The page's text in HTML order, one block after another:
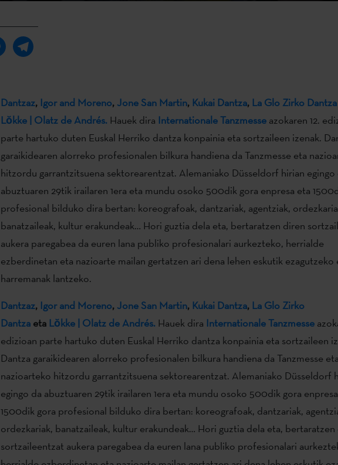
Dantzaz, Igor and Moreno, Jone San Martin, Kukai Dantza, La Glo Zirko Dantza
Lŏkke | Olatz de Andrés.Hauek dira Internationale Tanzmesse azokaren 12.
parte hartuko duten Euskal Herriko dantza konpainia eta sortzaileen izenak.
garaikidearen alorreko profesionalen bilkura handiena da Tanzmesse eta
hitzordu garrantzitsuena sektorearentzat. Alemaniako Düsseldorf hirian egingo
abuztuaren 29tik irailaren 1era eta mundu osoko 500dik gora enpresa eta
profesional bilduko dira bertan: koreografoak, dantzariak, agentziak,
banatzaileak, kultur erakundeak… Hori guztia dela eta, bertaratzen diren
aukera paregabea da euren lana publiko profesionalari aurkezteko, herrialde
ezberdinetan eta nazioarte mailan gertatzen ari dena lehen eskutik ezagutzeko
harremanak lantzeko.
Dantzaz, Igor and Moreno, Jone San Martin, Kukai Dantza, La Glo Zirko
Dantzaeta Lŏkke | Olatz de Andrés.Hauek dira Internationale Tanzmesse
edizioan parte hartuko duten Euskal Herriko dantza konpainia eta sortzaileen
Dantza garaikidearen alorreko profesionalen bilkura handiena da Tanzmesse eta
nazioarteko hitzordu garrantzitsuena sektorearentzat. Alemaniako Düsseldorf
egingo da abuztuaren 29tik irailaren 1era eta mundu osoko 500dik gora
1500dik gora profesional bilduko dira bertan: koreografoak, dantzariak,
ordezkariak, banatzaileak, kultur erakundeak… Hori guztia dela eta, bertaratzen
sortzaileentzat aukera paregabea da euren lana publiko profesionalari